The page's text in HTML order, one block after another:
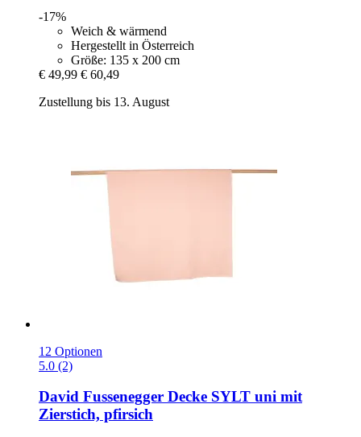
-17%
Weich & wärmend
Hergestellt in Österreich
Größe: 135 x 200 cm
€ 49,99 € 60,49
Zustellung bis 13. August
12 Optionen
5.0 (2)
David Fussenegger Decke SYLT uni mit
Zierstich, pfirsich